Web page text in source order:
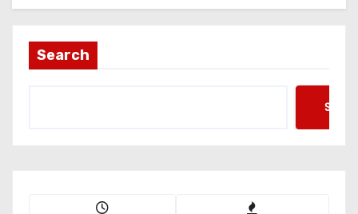
Search